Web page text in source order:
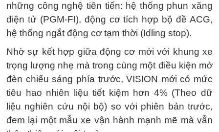
những công nghệ tiên tiến: hệ thống phun xăng
điện tử (PGM-FI), động cơ tích hợp bộ đề ACG,
hệ thống ngắt động cơ tạm thời (Idling stop).
Nhờ sự kết hợp giữa động cơ mới với khung xe
trọng lượng nhẹ mà trong cùng một điều kiện mở
đèn chiếu sáng phía trước, VISION mới có mức
tiêu hao nhiên liệu tiết kiệm hơn 4% (Theo dữ
liệu nghiên cứu nội bộ) so với phiên bản trước,
đem lại một mẫu xe vận hành mạnh mẽ mà vẫn